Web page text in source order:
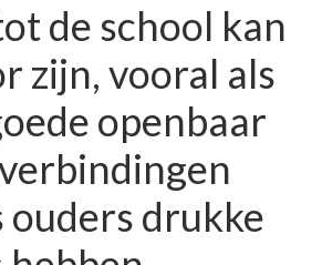
de school kan
zijn, vooral als
openbaar
ouders drukke